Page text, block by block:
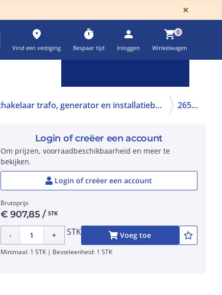
×
place
Vind een vestiging
timer
Bespaar tijd
person
Inloggen
shopping_cart0
Winkelwagen
Vermogensschakelaar trafo, generator en installatiebeveiliging 265849
Login of creëer een account
Om prijzen, voorraadbeschikbaarheid en meer te
bekijken.
Login of creëer een account
Brutoprijs
€907,85 / STK
- + STK Voeg toe
Minimaal: 1 STK | Besteleenheid: 1 STK